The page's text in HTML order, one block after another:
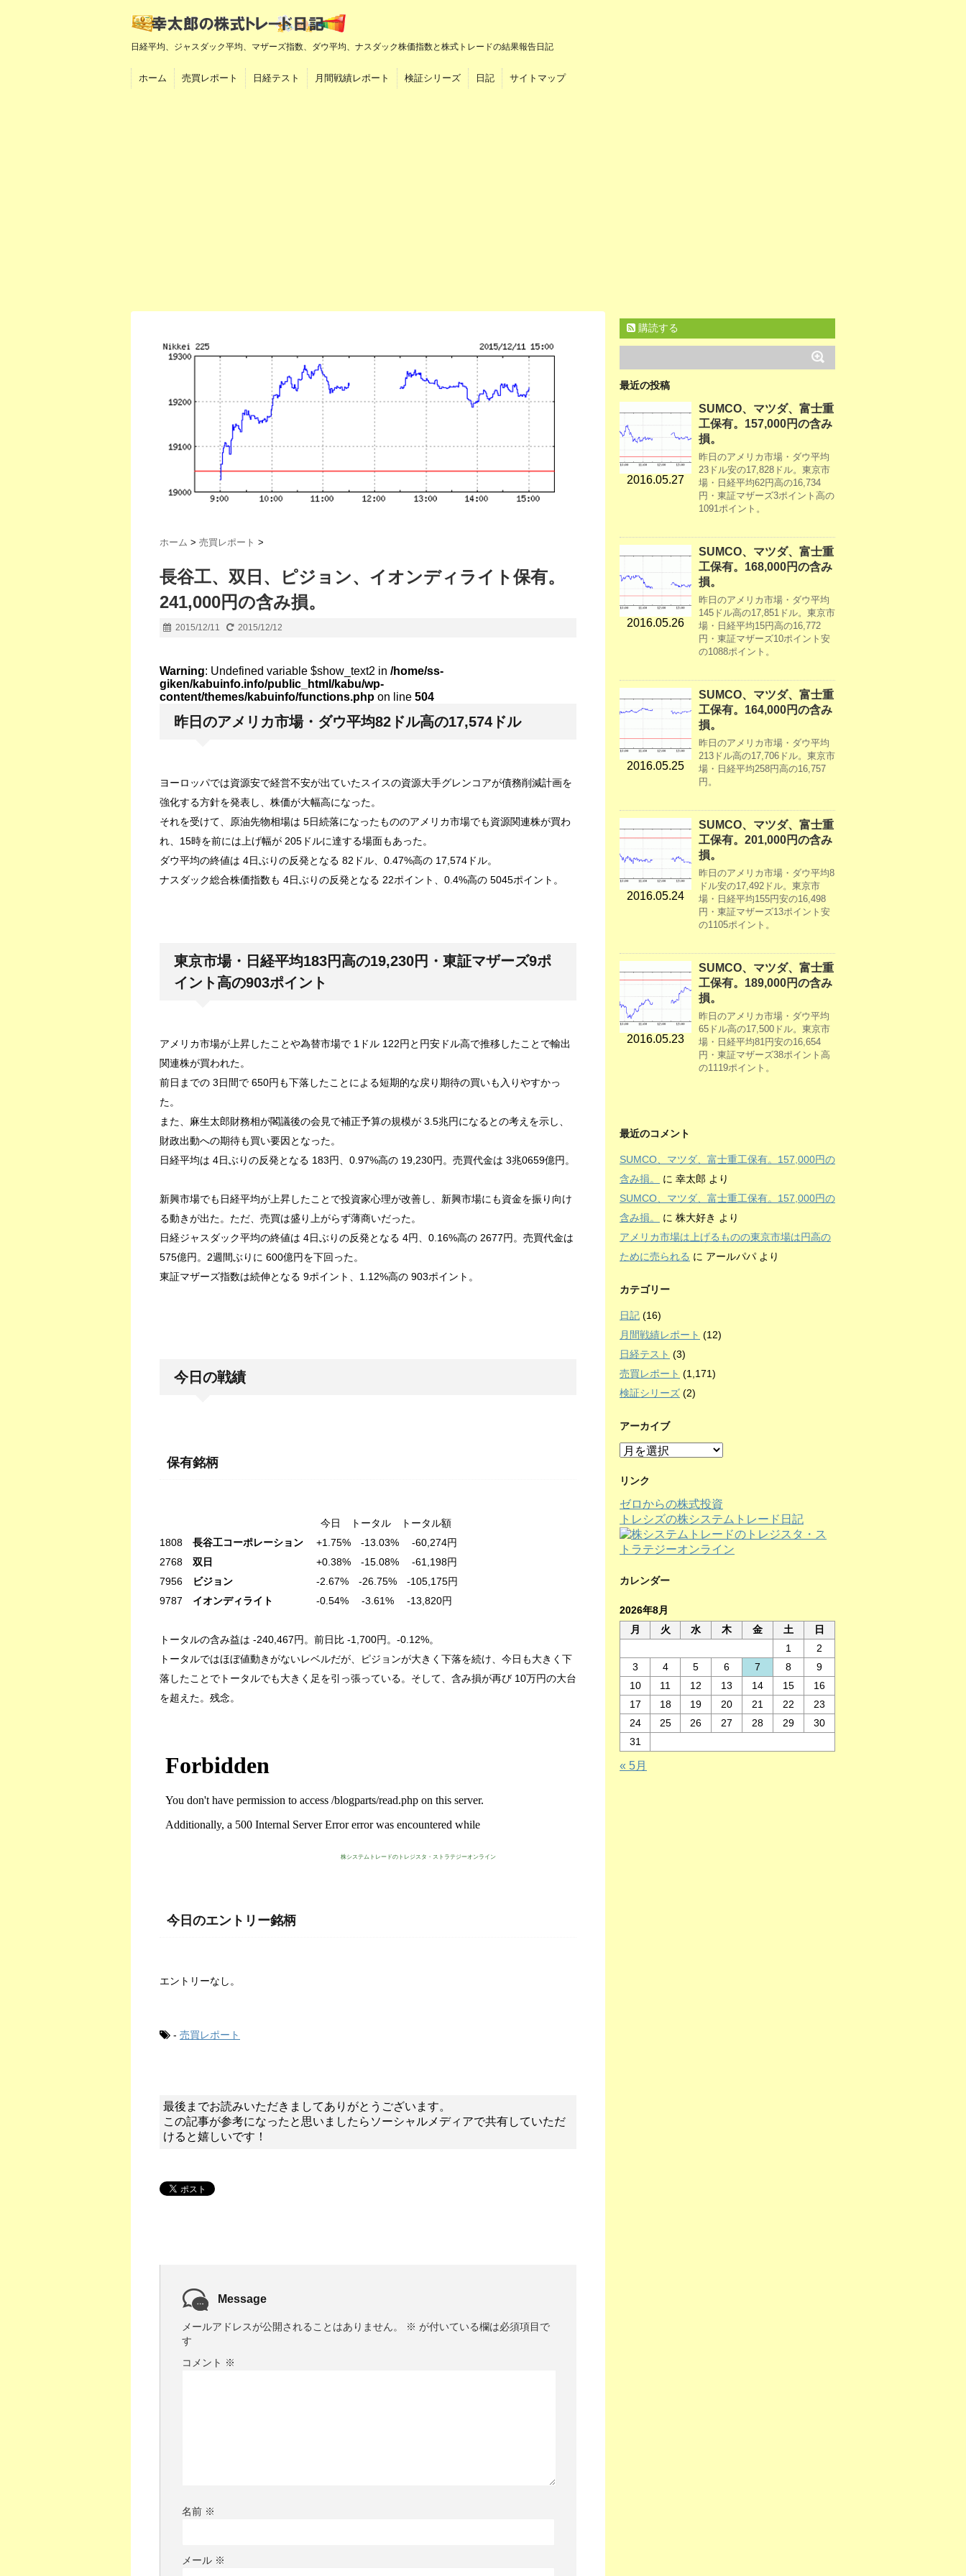
日経平均、ジャスダック平均、マザーズ指数、ダウ平均、ナスダック株価指数と株式トレードの結果報告日記
ホーム 売買レポート 日経テスト 月間戦績レポート 検証シリーズ 日記 サイトマップ
ホーム > 売買レポート >
長谷工、双日、ピジョン、イオンディライト保有。
241,000円の含み損。
2015/12/11 2015/12/12
Warning: Undefined variable $show_text2 in /home/ss-
giken/kabuinfo.info/public_html/kabu/wp-
content/themes/kabuinfo/functions.php on line 504
昨日のアメリカ市場・ダウ平均82ドル高の17,574ドル
ヨーロッパでは資源安で経営不安が出ていたスイスの資源大手グレンコアが債務削減計画を
強化する方針を発表し、株価が大幅高になった。
それを受けて、原油先物相場は 5日続落になったもののアメリカ市場でも資源関連株が買わ
れ、15時を前には上げ幅が 205ドルに達する場面もあった。
ダウ平均の終値は 4日ぶりの反発となる 82ドル、0.47%高の 17,574ドル。
ナスダック総合株価指数も 4日ぶりの反発となる 22ポイント、0.4%高の 5045ポイント。
東京市場・日経平均183円高の19,230円・東証マザーズ9ポ
イント高の903ポイント
アメリカ市場が上昇したことや為替市場で 1ドル 122円と円安ドル高で推移したことで輸出
関連株が買われた。
前日までの 3日間で 650円も下落したことによる短期的な戻り期待の買いも入りやすかっ
た。
また、麻生太郎財務相が閣議後の会見で補正予算の規模が 3.5兆円になるとの考えを示し、
財政出動への期待も買い要因となった。
日経平均は 4日ぶりの反発となる 183円、0.97%高の 19,230円。売買代金は 3兆0659億円。
新興市場でも日経平均が上昇したことで投資家心理が改善し、新興市場にも資金を振り向け
る動きが出た。ただ、売買は盛り上がらず薄商いだった。
日経ジャスダック平均の終値は 4日ぶりの反発となる 4円、0.16%高の 2677円。売買代金は
575億円。2週間ぶりに 600億円を下回った。
東証マザーズ指数は続伸となる 9ポイント、1.12%高の 903ポイント。
今日の戦績
保有銘柄
今日 トータル トータル額
1808 長谷工コーポレーション +1.75% -13.03% -60,274円
2768 双日
+0.38% -15.08% -61,198円
7956
ビジョン -2.67% -26.75% -105,175円
9787 イオンディライト -0.54% -3.61% -13,820円
トータルの含み益は -240,467円。前日比 -1,700円。-0.12%。
トータルではほぼ値動きがないレベルだが、ピジョンが大きく下落を続け、今日も大きく下
落したことでトータルでも大きく足を引っ張っている。そして、含み損が再び 10万円の大台
を超えた。残念。
株システムトレードのトレジスタ・ストラテジーオンライン
今日のエントリー銘柄
エントリーなし。
- 売買レポート
最後までお読みいただきましてありがとうございます。
この記事が参考になったと思いましたらソーシャルメディアで共有していただ
けると嬉しいです！
Message
メールアドレスが公開されることはありません。 ※ が付いている欄は必須項目で
す
コメント ※
名前 ※
メール ※
購読する
最近の投稿
2016.05.27
SUMCO、マツダ、富士重
工保有。157,000円の含み
損。
昨日のアメリカ市場・ダウ平均
23ドル安の17,828ドル。東京市
場・日経平均62円高の16,734
円・東証マザーズ3ポイント高の
1091ポイント。
2016.05.26
SUMCO、マツダ、富士重
工保有。168,000円の含み
損。
昨日のアメリカ市場・ダウ平均
145ドル高の17,851ドル。東京市
場・日経平均15円高の16,772
円・東証マザーズ10ポイント安
の1088ポイント。
2016.05.25
SUMCO、マツダ、富士重
工保有。164,000円の含み
損。
昨日のアメリカ市場・ダウ平均
213ドル高の17,706ドル。東京市
場・日経平均258円高の16,757
円。
2016.05.24
SUMCO、マツダ、富士重
工保有。201,000円の含み
損。
昨日のアメリカ市場・ダウ平均8
ドル安の17,492ドル。東京市
場・日経平均155円安の16,498
円・東証マザーズ13ポイント安
の1105ポイント。
2016.05.23
SUMCO、マツダ、富士重
工保有。189,000円の含み
損。
昨日のアメリカ市場・ダウ平均
65ドル高の17,500ドル。東京市
場・日経平均81円安の16,654
円・東証マザーズ38ポイント高
の1119ポイント。
最近のコメント
SUMCO、マツダ、富士重工保有。157,000円の
含み損。
に 幸太郎 より
SUMCO、マツダ、富士重工保有。157,000円の
含み損。
に 株大好き より
アメリカ市場は上げるものの東京市場は円高の
ために売られる に アールパパ より
カテゴリー
日記 (16)
月間戦績レポート (12)
日経テスト (3)
売買レポート (1,171)
検証シリーズ (2)
アーカイブ
ア
カ
ブ
リンク
ゼロからの株式投資
トレシズの株システムトレード日記
カレンダー
2026年8月
月
火 水 木 金 土
日
1
2
3
4 5 6 7 8
9
10
11 12 13 14 15
16
17
18 19 20 21 22
23
24
25 26 27 28 29
30
31
« 5月